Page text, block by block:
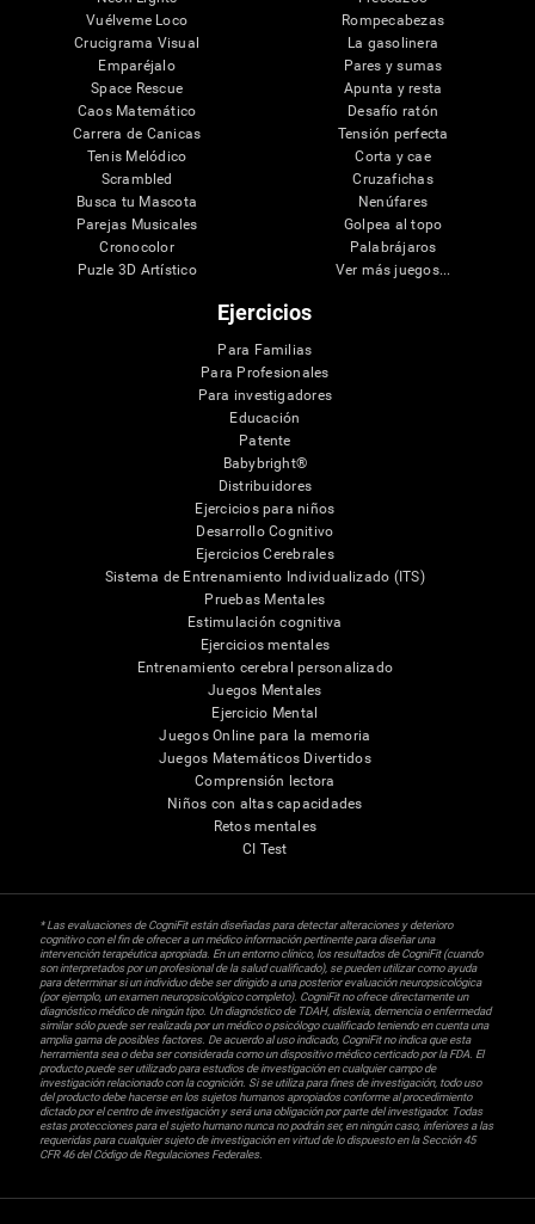
Vuélveme Loco
Crucigrama Visual
Emparéjalo
Space Rescue
Caos Matemático
Carrera de Canicas
Tenis Melódico
Scrambled
Busca tu Mascota
Parejas Musicales
Cronocolor
Puzle 3D Artístico
Rompecabezas
La gasolinera
Pares y sumas
Apunta y resta
Desafío ratón
Tensión perfecta
Corta y cae
Cruzafichas
Nenúfares
Golpea al topo
Palabrájaros
Ver más juegos...
Ejercicios
Para Familias
Para Profesionales
Para investigadores
Educación
Patente
Babybright®
Distribuidores
Ejercicios para niños
Desarrollo Cognitivo
Ejercicios Cerebrales
Sistema de Entrenamiento Individualizado (ITS)
Pruebas Mentales
Estimulación cognitiva
Ejercicios mentales
Entrenamiento cerebral personalizado
Juegos Mentales
Ejercicio Mental
Juegos Online para la memoria
Juegos Matemáticos Divertidos
Comprensión lectora
Niños con altas capacidades
Retos mentales
CI Test
* Las evaluaciones de CogniFit están diseñadas para detectar alteraciones y deterioro
cognitivo con el fin de ofrecer a un médico información pertinente para diseñar una
intervención terapéutica apropiada. En un entorno clínico, los resultados de CogniFit (cuando
son interpretados por un profesional de la salud cualificado), se pueden utilizar como ayuda
para determinar si un individuo debe ser dirigido a una posterior evaluación neuropsicológica
(por ejemplo, un examen neuropsicológico completo). CogniFit no ofrece directamente un
diagnóstico médico de ningún tipo. Un diagnóstico de TDAH, dislexia, demencia o enfermedad
similar sólo puede ser realizada por un médico o psicólogo cualificado teniendo en cuenta una
amplia gama de posibles factores. De acuerdo al uso indicado, CogniFit no indica que esta
herramienta sea o deba ser considerada como un dispositivo médico certicado por la FDA. El
producto puede ser utilizado para estudios de investigación en cualquier campo de
investigación relacionado con la cognición. Si se utiliza para fines de investigación, todo uso
del producto debe hacerse en los sujetos humanos apropiados conforme al procedimiento
dictado por el centro de investigación y será una obligación por parte del investigador. Todas
estas protecciones para el sujeto humano nunca no podrán ser, en ningún caso, inferiores a las
requeridas para cualquier sujeto de investigación en virtud de lo dispuesto en la Sección 45
CFR 46 del Código de Regulaciones Federales.